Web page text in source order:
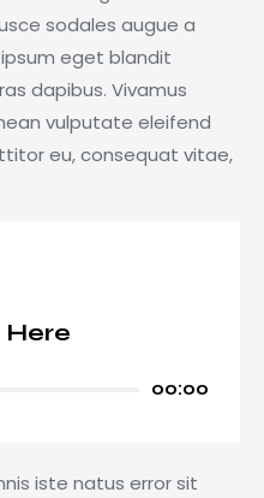
sodales augue a
eget blandit
dapibus. Vivamus
vulputate eleifend
eu, consequat vitae,
Here
00:00
iste natus error sit